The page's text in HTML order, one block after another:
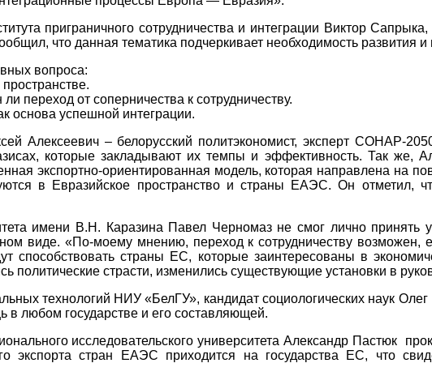
приграничного сотрудничества и интеграции Виктор
что данная тематика подчеркивает необходимость развития
вопроса:
пространстве.
переход от соперничества к сотрудничеству.
основа успешной интеграции.
Алексеевич – белорусский политэкономист, эксперт СОНАР-
которые закладывают их темпы и эффективность. Так же,
экспортно-ориентированная модель, которая направлена на
в Евразийское пространство и страны ЕАЭС. Он отметил,
имени В.Н. Каразина Павел Черномаз не смог лично
виде. «По-моему мнению, переход к сотрудничеству возможен,
страны ЕС, которые заинтересованы в
политические страсти, изменились существующие установки в
технологий НИУ «БелГУ», кандидат социологических наук Олег
в любом государстве и его составляющей.
исследовательского университета Александр Пастюк
стран ЕАЭС приходится на государства ЕС, что